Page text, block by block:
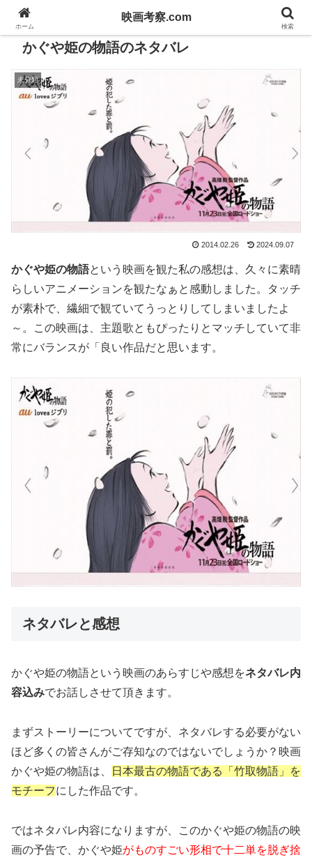
かぐや姫の物語のネタバレ
未分類
2014.02.26 2024.09.07
かぐや姫の物語という映画を観た私の感想は、久々に素晴
らしいアニメーションを観たなぁと感動しました。タッチ
が素朴で、繊細で観ていてうっとりしてしまいましたよ
～。この映画は、主題歌ともぴったりとマッチしていて非
常にバランスが「良い作品だと思います。
ネタバレと感想
かぐや姫の物語という映画のあらすじや感想をネタバレ内
容込みでお話しさせて頂きます。
まずストーリーについてですが、ネタバレする必要がない
ほど多くの皆さんがご存知なのではないでしょうか？映画
かぐや姫の物語は、
日本最古の物語である「竹取物語」を
モチーフにした作品です。
ではネタバレ内容になりますが、このかぐや姫の物語の映
画の予告で、かぐや姫がものすごい形相で十二単を脱ぎ捨
ホーム
映画考察.com
検索